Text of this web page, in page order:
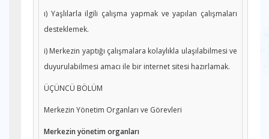
ı) Yaşlılarla ilgili çalışma yapmak ve yapılan çalışmaları
desteklemek.
i) Merkezin yaptığı çalışmalara kolaylıkla ulaşılabilmesi ve
duyurulabilmesi amacı ile bir internet sitesi hazırlamak.
ÜÇÜNCÜ BÖLÜM
Merkezin Yönetim Organları ve Görevleri
Merkezin yönetim organları